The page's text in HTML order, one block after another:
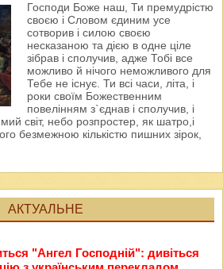
Господи Боже наш, Ти премудрістю
своєю і Словом єдиним усе
сотворив і силою своєю
несказаною та дією в одне ціле
зібрав і сполучив, адже Тобі все
можливо й нічого неможливого для
Тебе не існує. Ти всі часи, літа, і
роки своїм Божественним
повелінням з`єднав і сполучив, і
світ, небо розпростер, як шатро,і
безмежною кількістю пишних зірок,
АКТУАЛЬНЕ
"Ангел Господній": дивіться